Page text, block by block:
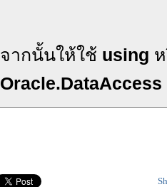
จากนั้นให้ใช้ using
Oracle.DataAccess